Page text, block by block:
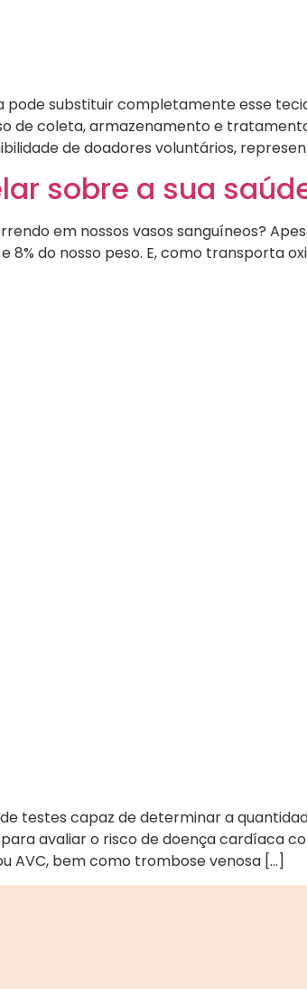
pode substituir completamente esse
de coleta, armazenamento e
de doadores voluntários,
sobre a sua
em nossos vasos sanguíneos?
do nosso peso. E, como transporta
testes capaz de determinar a
avaliar o risco de doença cardíaca
AVC, bem como trombose venosa […]